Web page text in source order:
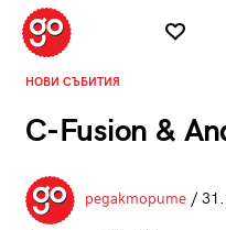
НОВИ СЪБИТИЯ
C-Fusion &
редакторите/